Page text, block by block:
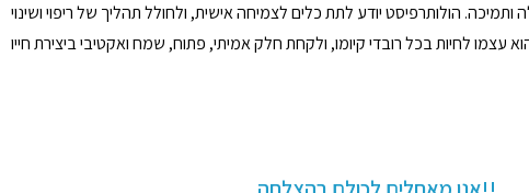
הולותרפיסט יודע לתת כלים לצמיחה אישית, ולחולל תהליך של ריפוי ושינוי